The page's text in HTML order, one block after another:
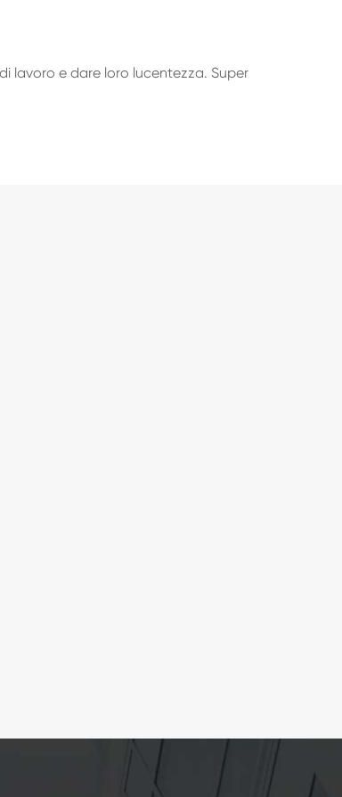
lavoro e dare loro lucentezza. Super